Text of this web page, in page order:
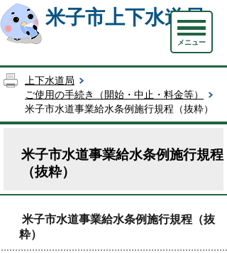
米子市上下水道局
メニュー
上下水道局
ご使用の手続き（開始・中止・料金等）
米子市水道事業給水条例施行規程（抜粋）
米子市水道事業給水条例施行規程
（抜粋）
米子市水道事業給水条例施行規程（抜
粋）